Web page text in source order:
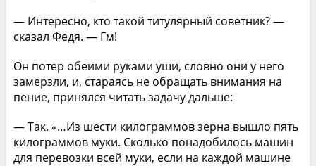
— Интересно, кто такой титулярный советник? —
сказал Федя. — Гм!
Он потер обеими руками уши, словно они у него
замерзли, и, стараясь не обращать внимания на
пение, принялся читать задачу дальше:
— Так. «…Из шести килограммов зерна вышло пять
килограммов муки. Сколько понадобилось машин
для перевозки всей муки, если на каждой машине